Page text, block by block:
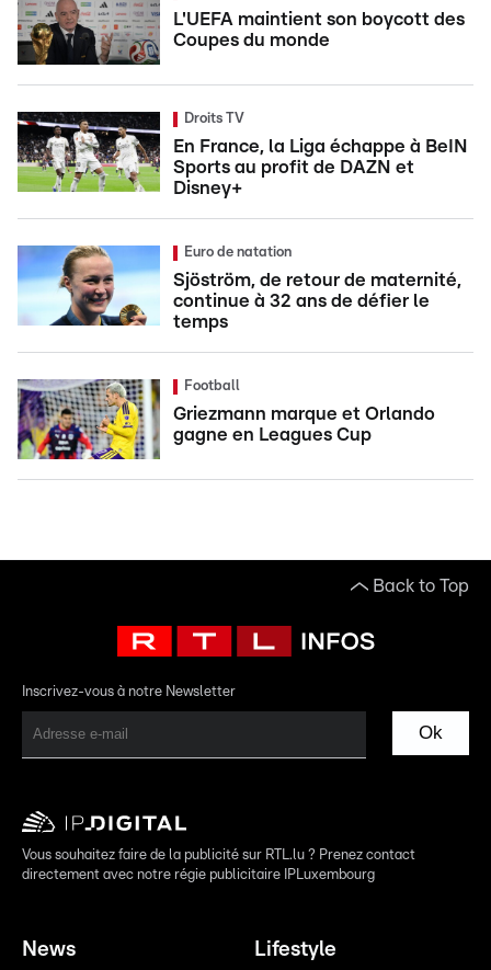
L'UEFA maintient son boycott des
Coupes du monde
Droits TV
En France, la Liga échappe à BeIN
Sports au profit de DAZN et
Disney+
Euro de natation
Sjöström, de retour de maternité,
continue à 32 ans de défier le
temps
Football
Griezmann marque et Orlando
gagne en Leagues Cup
Back to Top
Inscrivez-vous à notre Newsletter
Ok
Vous souhaitez faire de la publicité sur RTL.lu ? Prenez contact
directement avec notre régie publicitaire IPLuxembourg
News Lifestyle